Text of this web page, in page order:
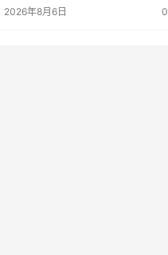
2026年8月6日 0